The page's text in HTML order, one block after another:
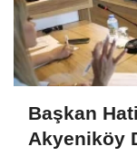
Başkan
Akyeniköy